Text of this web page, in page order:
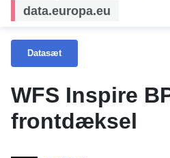
data.europa.eu
Datasæt
WFS Inspire
frontdæksel